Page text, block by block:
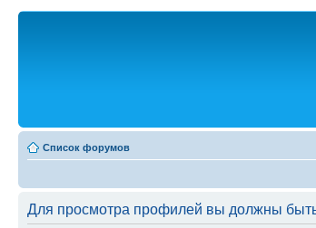
Список форумов
Для просмотра профилей вы должны